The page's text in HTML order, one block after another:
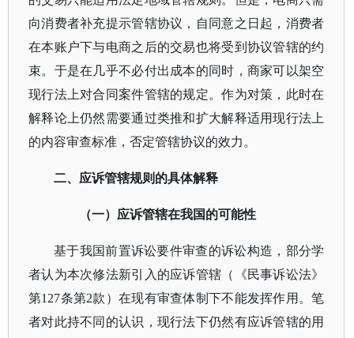
向消费者补充提示管辖协议，自同意之日起，消费者
在本账户下与电商之后的交易也将受到协议管辖的约
束。于是在几乎不必付出成本的同时，商家可以架空
现行法上对合同案件管辖的规定。作为对策，此时在
解释论上仍然需要通过类推和扩大解释适用现行法上
的内容审查标准，否定管辖协议的效力。
二、应诉管辖规则的具体解释
（一）应诉管辖在我国的可能性
基于我国前置诉讼要件审查的诉讼构造，部分学
者认为本次修法新引入的应诉管辖（《民事诉讼法》
第127条第2款）在现有审查体制下不能发挥作用。笔
者对此持不同的认识，现行法下仍然有应诉管辖的用